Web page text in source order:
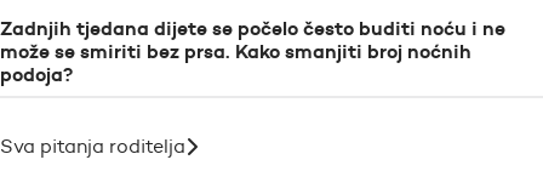
Zadnjih tjedana dijete se počelo često buditi noću i ne
može se smiriti bez prsa. Kako smanjiti broj noćnih
podoja?
Sva pitanja roditelja